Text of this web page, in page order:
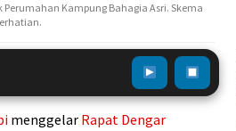
Perumahan Kampung Bahagia Asri. Skema
menggelar Rapat Dengar